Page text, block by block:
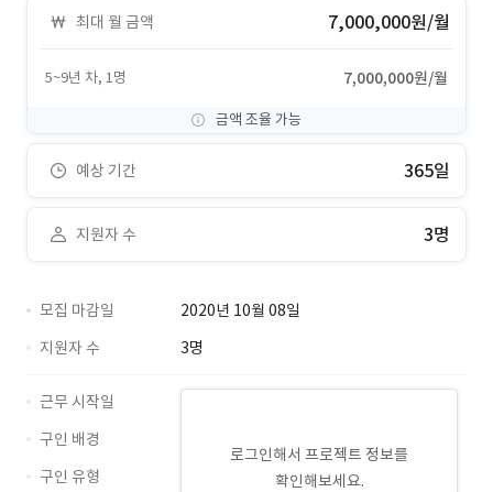
최대 월 금액 7,000,000원/월
5~9년 차, 1명 7,000,000원/월
금액 조율 가능
예상 기간 365일
지원자 수 3명
모집 마감일
2020년 10월 08일
지원자 수
3명
로그인해서 프로젝트 정보를
확인해보세요.
근무 시작일
구인 배경
구인 유형